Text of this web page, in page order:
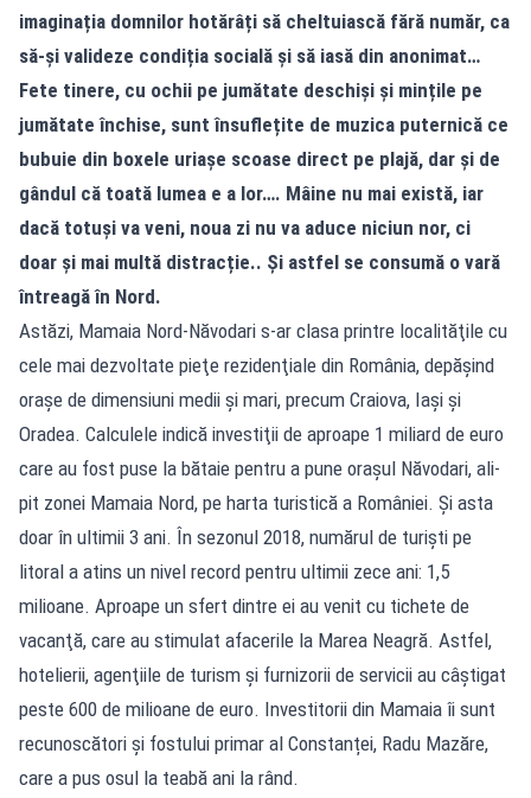
imaginația domnilor hotărâți să cheltuiască fără număr, ca
să-și valideze condiția socială și să iasă din anonimat…
Fete tinere, cu ochii pe jumătate deschiși și mințile pe
jumătate închise, sunt însuflețite de muzica puternică ce
bubuie din boxele uriașe scoase direct pe plajă, dar și de
gândul că toată lumea e a lor…. Mâine nu mai există, iar
dacă totuși va veni, noua zi nu va aduce niciun nor, ci
doar și mai multă distracție.. Și astfel se consumă o vară
întreagă în Nord.
Astăzi, Mamaia Nord-Năvodari s-ar clasa printre localităţile cu
cele mai dezvoltate pieţe rezidenţiale din România, depăşind
oraşe de dimensiuni medii şi mari, precum Craiova, Iaşi şi
Oradea. Calculele indică investiţii de aproa­pe 1 miliard de euro
care au fost puse la bătaie pentru a pune oraşul Năvodari, ali­
pit zonei Mamaia Nord, pe harta turistică a României. Și asta
doar în ultimii 3 ani. În sezonul 2018, numărul de turişti pe
litoral a atins un nivel record pentru ultimii zece ani: 1,5
milioane. Aproape un sfert dintre ei au venit cu tichete de
vacanţă, care au stimulat afacerile la Marea Neagră. Astfel,
hotelierii, agenţiile de turism şi furnizorii de servicii au câştigat
peste 600 de milioane de euro. Investitorii din Mamaia îi sunt
recunoscători și fostului primar al Constanței, Radu Mazăre,
care a pus osul la teabă ani la rând.